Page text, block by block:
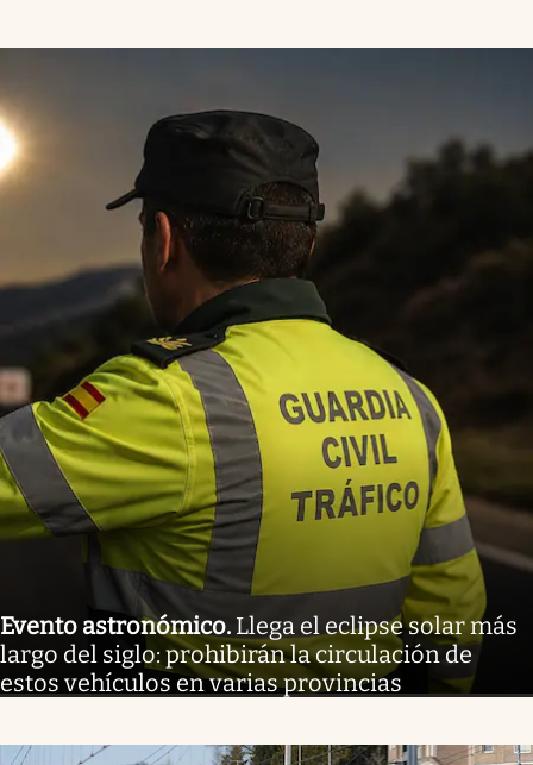
Evento astronómico. Llega el eclipse solar más
largo del siglo: prohibirán la circulación de
estos vehículos en varias provincias